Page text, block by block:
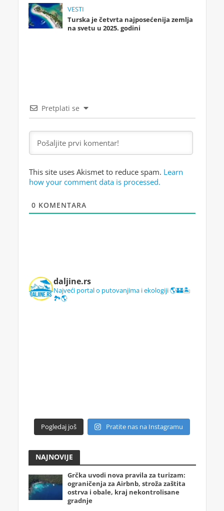
VESTI
Turska je četvrta najposećenija zemlja
na svetu u 2025. godini
Pretplati se
This site uses Akismet to reduce spam. Learn
how your comment data is processed.
0 KOMENTARA
daljine.rs
Najveći portal o putovanjima i ekologiji 🌎🏰🏝️
🏞️🌎
Pogledaj još Pratite nas na Instagramu
NAJNOVIJE
Grčka uvodi nova pravila za turizam:
ograničenja za Airbnb, stroža zaštita
ostrva i obale, kraj nekontrolisane
gradnje